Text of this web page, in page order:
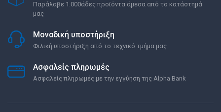
Παράλαβε 1.000άδες προϊόντα άμεσα από το κατάστημά
μας
Μοναδική υποστήριξη
Φιλική υποστήριξη από το τεχνικό τμήμα μας
Ασφαλείς πληρωμές
Ασφαλείς πληρωμές με την εγγύηση της Alpha Bank